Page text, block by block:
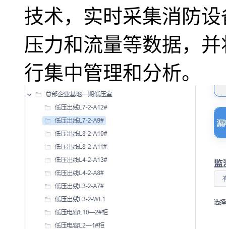
技术，实时采集消防
压力和流量等数据，
行集中管理和分析。